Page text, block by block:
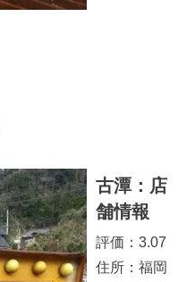
古潭：店
舗情報
評価：3.07
住所：福岡